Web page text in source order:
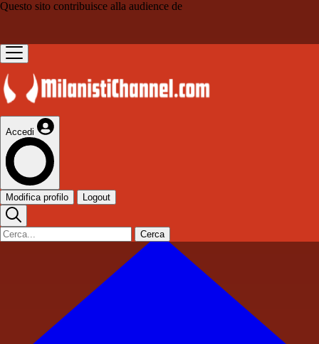
Questo sito contribuisce alla audience de
Accedi
Modifica profilo Logout
Cerca